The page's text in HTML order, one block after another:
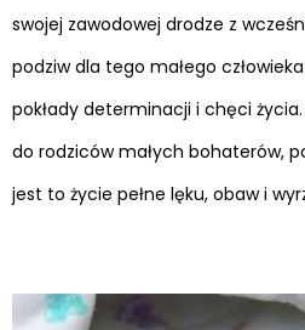
swojej zawodowej drodze z
podziw dla tego małego
pokłady determinacji i chęci
do rodziców małych bohaterów,
jest to życie pełne lęku, obaw i